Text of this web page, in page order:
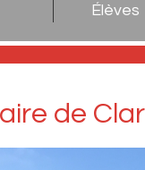
Élèves
de